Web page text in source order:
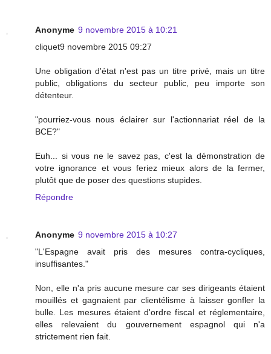
Anonyme 9 novembre 2015 à 10:21
cliquet9 novembre 2015 09:27
Une obligation d'état n'est pas un titre privé, mais un titre
public, obligations du secteur public, peu importe son
détenteur.
"pourriez-vous nous éclairer sur l'actionnariat réel de la
BCE?"
Euh... si vous ne le savez pas, c'est la démonstration de
votre ignorance et vous feriez mieux alors de la fermer,
plutôt que de poser des questions stupides.
Répondre
Anonyme 9 novembre 2015 à 10:27
"L'Espagne avait pris des mesures contra-cycliques,
insuffisantes."
Non, elle n'a pris aucune mesure car ses dirigeants étaient
mouillés et gagnaient par clientélisme à laisser gonfler la
bulle. Les mesures étaient d'ordre fiscal et réglementaire,
elles relevaient du gouvernement espagnol qui n'a
strictement rien fait.